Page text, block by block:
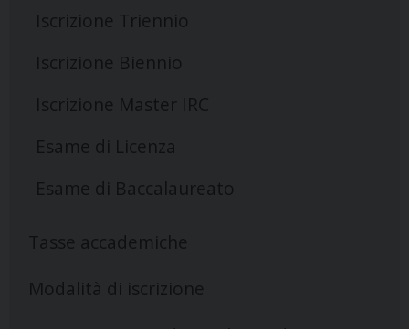
Iscrizione Triennio
Iscrizione Biennio
Iscrizione Master IRC
Esame di Licenza
Esame di Baccalaureato
Tasse accademiche
Modalità di iscrizione